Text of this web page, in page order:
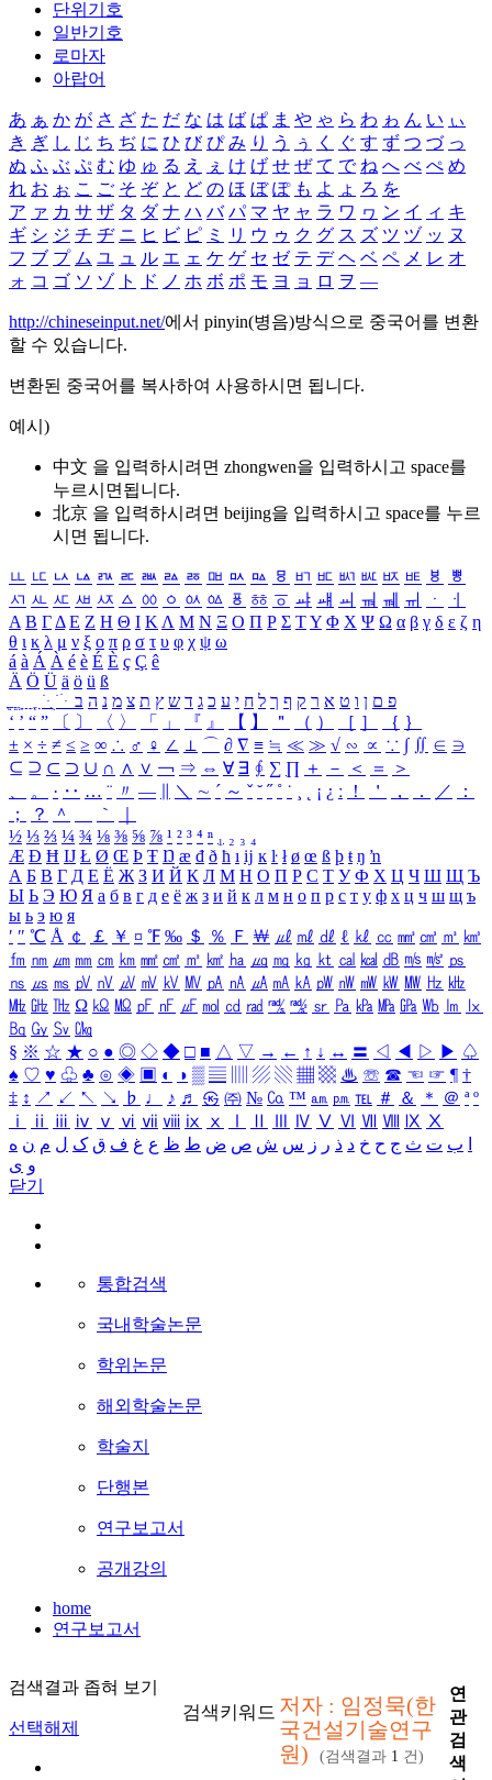
단위기호
일반기호
로마자
아랍어
あ ぁ か が さ ざ た だ な は ば ぱ ま や ゃ ら わ ゎ ん い ぃ
き ぎ し じ ち ぢ に ひ び ぴ み り う ぅ く ぐ す ず つ づ っ
ぬ ふ ぶ ぷ む ゆ ゅ る え ぇ け げ せ ぜ て で ね へ べ ぺ め
れ お ぉ こ ご そ ぞ と ど の ほ ぼ ぽ も よ ょ ろ を
ア ァ カ サ ザ タ ダ ナ ハ バ パ マ ヤ ャ ラ ワ ヮ ン イ ィ キ
ギ シ ジ チ ヂ ニ ヒ ビ ピ ミ リ ウ ゥ ク グ ス ズ ツ ヅ ッ ヌ
フ ブ プ ム ユ ュ ル エ ェ ケ ゲ セ ゼ テ デ ヘ ベ ペ メ レ オ
ォ コ ゴ ソ ゾ ト ド ノ ホ ボ ポ モ ヨ ョ ロ ヲ ―
http://chineseinput.net/에서 pinyin(병음)방식으로 중국어를 변환
할 수 있습니다.
변환된 중국어를 복사하여 사용하시면 됩니다.
예시)
中文 을 입력하시려면 zhongwen을 입력하시고 space를
누르시면됩니다.
北京 을 입력하시려면 beijing을 입력하시고 space를 누르
시면 됩니다.
ㅥ ㅦ ㅧ ㅨ ㅩ ㅪ ㅫ ㅬ ㅭ ㅮ ㅯ ㅰ ㅱ ㅲ ㅳ ㅴ ㅵ ㅶ ㅷ ㅸ
ㅹ
ㅺ ㅻ ㅼ ㅽ ㅾ ㅿ ㆀ ㆁ ㆂ ㆃ ㆄ ㆅ ㆆ ㆇ ㆈ ㆉ ㆊ ㆋ ㆌ ㆍ
ㆎ
Α Β ΓΔ Ε Ζ Η Θ Ι ΚΛ Μ Ν Ξ Ο Π Ρ Σ ΤΥ Φ Χ Ψ Ω α β γ δ ε ζ η
θ ι κ λ μ ν ξ ο π ρ σ τ υ φ χ ψ ω
á à Á À é è É È ç Ç ê
Ä Ö Ü ä ö ü ß
ִֶֹ ֻּ ׁׂ פ ם ן ו ט א ר ק ף ך ל ח י ע כ ג ד ש ץ ת צ מ נ ה ב
‘ ’ “ ” 〔 〕 〈 〉 「 」 『 』 【 】 ＂ （ ） ［ ］ ｛ ｝
± × ÷ ≠ ≤ ≥ ∞ ∴ ♂ ♀ ∠ ⊥ ⌒ ∂ ∇ ≡ ≒ ≪ ≫ √ ∽ ∝ ∵ ∫ ∬ ∈ ∋
⊆ ⊇ ⊂ ⊃ ∪ ∩ ∧ ∨ ￢ ⇒ ⇔ ∀ ∃ ∮ ∑ ∏ ＋ － ＜ ＝
＞
、
。 · ‥ … ¨ 〃 ― ＼ ∼ ´ ～ ˇ ˘ ˝ ˚ ˙ ¸ ¡ ¿ ː ！ ＇ ， ． ／
：
；
？ ＾ ｀
½ ⅓ ⅔ ¼ ¾ ⅛ ⅜ ⅝ ⅞ ¹ ² ³ ⁴ ⁿ ₁ ₂ ₃ ₄
Æ Ð Ħ Ĳ Ł Ø Œ Þ Ŧ Ŋ æ đ ð ħ ı ĳ ĸ ŀ ł ø œ ß þ ŧ ŋ ŉ
А Б В Г Д Е Ё Ж З И Й К Л М Н О П Р С Т У Ф Х Ц Ч Ш Щ Ъ
Ы Ь Э Ю Я а б в г д е ё ж з и й к л м н о п р с т у ф х ц ч ш щ ъ
ы ь э ю я
′ ″ ℃ Å ￠ ￡ ￥ ¤ ℉ ‰ ＄ ％ Ｆ ￦ ㎕ ㎖ ㎗ ℓ ㎘ ㏄ ㎣ ㎤ ㎥ ㎦
㎙ ㎚ ㎛ ㎜ ㎝ ㎞ ㎟ ㎠ ㎡ ㎢ ㏊ ㎍ ㎎ ㎏ ㏏ ㎈ ㎉ ㏈ ㎧ ㎨ ㎰
㎱ ㎲ ㎳ ㎴ ㎵ ㎶ ㎷ ㎸ ㎹ ㎀ ㎁ ㎂ ㎃ ㎄ ㎺ ㎻ ㎽ ㎾ ㎿ ㎐ ㎑
㎒ ㎓ ㎔ Ω ㏀ ㏁ ㎊ ㎋ ㎌ ㏖ ㏅ ㎭ ㎮ ㎯ ㏛ ㎩ ㎪ ㎫ ㎬ ㏝ ㏐
㏓
㏃ ㏉ ㏜ ㏆
§ ※ ☆ ★ ○ ● ◎ ◇ ◆ □ ■ △ ▽ → ← ↑ ↓ ↔ 〓 ◁ ◀ ▷ ▶ ♤
♠ ♡ ♥ ♧ ♣ ⊙ ◈ ▣ ◐ ◑ ▒ ▤ ▨ ▧ ▦ ▩ ♨ ☏ ☎ ☜ ☞ ¶ †
‡ ↕ ↗ ↙ ↖ ↘ ♭ ♩ ♪ ♬ ㉿ ㈜ № ㏇ ™ ㏂ ㏘ ℡ ＃ ＆ ＊ ＠ ª º
ⅰ
ⅱ ⅲ ⅳ ⅴ ⅵ ⅶ ⅷ ⅸ ⅹ Ⅳ Ⅴ Ⅵ Ⅶ Ⅷ Ⅸ Ⅹ
ب ت ث ج ح خ د ذ ر ز س ش ص ض ط ظ ع غ ف ق ک ل م ن ه
و ی
닫기
통합검색
국내학술논문
학위논문
해외학술논문
학술지
단행본
연구보고서
공개강의
home
연구보고서
검색결과 좁혀 보기
선택해제
검색키워드 저자 : 임정묵(한
국건설기술연구
원)
(검색결과 1 건)
연
관
검
색